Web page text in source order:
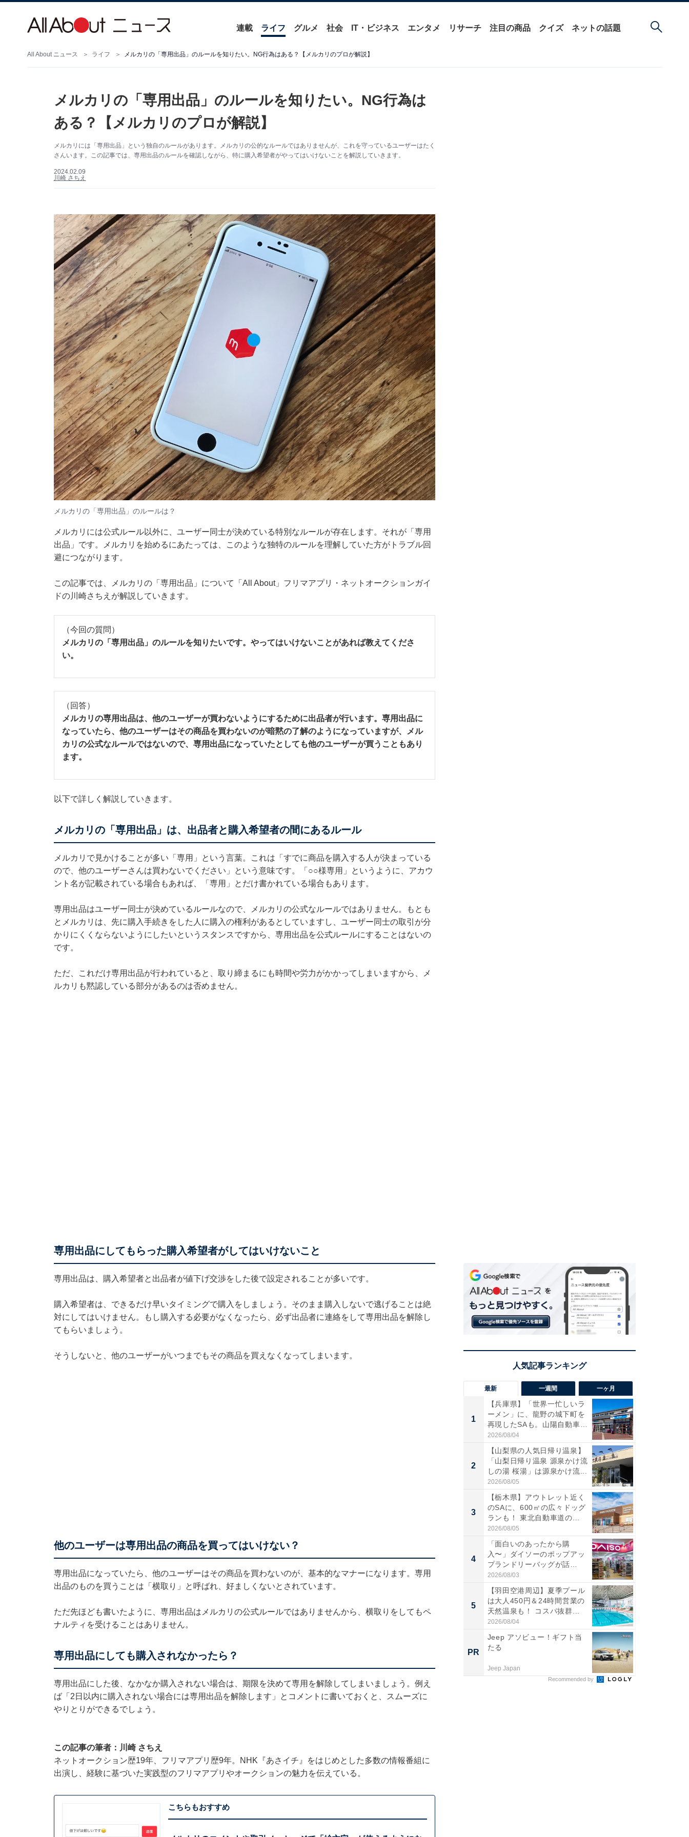
連載 ライフ グルメ 社会 IT・ビジネス エンタメ リサーチ 注目の商品 クイズ ネットの話題
All About ニュース ライフ メルカリの「専用出品」のルールを知りたい。NG行為はある？【メルカリのプロが解説】
メルカリの「専用出品」のルールを知りたい。NG行為は
ある？【メルカリのプロが解説】
メルカリには「専用出品」という独自のルールがあります。メルカリの公的なルールではありませんが、これを守っているユーザーはたく
さんいます。この記事では、専用出品のルールを確認しながら、特に購入希望者がやってはいけないことを解説していきます。
2024.02.09
川崎 さちえ
メルカリの「専用出品」のルールは？
メルカリには公式ルール以外に、ユーザー同士が決めている特別なルールが存在します。それが「専用
出品」です。メルカリを始めるにあたっては、このような独特のルールを理解していた方がトラブル回
避につながります。
この記事では、メルカリの「専用出品」について「All About」フリマアプリ・ネットオークションガイ
ドの川崎さちえが解説していきます。
（今回の質問）
メルカリの「専用出品」のルールを知りたいです。やってはいけないことがあれば教えてくださ
い。
（回答）
メルカリの専用出品は、他のユーザーが買わないようにするために出品者が行います。専用出品に
なっていたら、他のユーザーはその商品を買わないのが暗黙の了解のようになっていますが、メル
カリの公式なルールではないので、専用出品になっていたとしても他のユーザーが買うこともあり
ます。
以下で詳しく解説していきます。
メルカリの「専用出品」は、出品者と購入希望者の間にあるルール
メルカリで見かけることが多い「専用」という言葉。これは「すでに商品を購入する人が決まっている
ので、他のユーザーさんは買わないでください」という意味です。「○○様専用」というように、アカウ
ント名が記載されている場合もあれば、「専用」とだけ書かれている場合もあります。
専用出品はユーザー同士が決めているルールなので、メルカリの公式なルールではありません。もとも
とメルカリは、先に購入手続きをした人に購入の権利があるとしていますし、ユーザー同士の取引が分
かりにくくならないようにしたいというスタンスですから、専用出品を公式ルールにすることはないの
です。
ただ、これだけ専用出品が行われていると、取り締まるにも時間や労力がかかってしまいますから、メ
ルカリも黙認している部分があるのは否めません。
専用出品にしてもらった購入希望者がしてはいけないこと
専用出品は、購入希望者と出品者が値下げ交渉をした後で設定されることが多いです。
購入希望者は、できるだけ早いタイミングで購入をしましょう。そのまま購入しないで逃げることは絶
対にしてはいけません。もし購入する必要がなくなったら、必ず出品者に連絡をして専用出品を解除し
てもらいましょう。
そうしないと、他のユーザーがいつまでもその商品を買えなくなってしまいます。
他のユーザーは専用出品の商品を買ってはいけない？
専用出品になっていたら、他のユーザーはその商品を買わないのが、基本的なマナーになります。専用
出品のものを買うことは「横取り」と呼ばれ、好ましくないとされています。
ただ先ほども書いたように、専用出品はメルカリの公式ルールではありませんから、横取りをしてもペ
ナルティを受けることはありません。
専用出品にしても購入されなかったら？
専用出品にした後、なかなか購入されない場合は、期限を決めて専用を解除してしまいましょう。例え
ば「2日以内に購入されない場合には専用出品を解除します」とコメントに書いておくと、スムーズに
やりとりができるでしょう。
この記事の筆者：川崎 さちえ
ネットオークション歴19年、フリマアプリ歴9年。NHK『あさイチ』をはじめとした多数の情報番組に
出演し、経験に基づいた実践型のフリマアプリやオークションの魅力を伝えている。
こちらもおすすめ
最新 一週間 一ヶ月
1
【兵庫県】「世界一忙しいラ
ーメン」に、龍野の城下町を
再現したSAも。山陽自動車
道...
2026/08/04
2
【山梨県の人気日帰り温泉】
「山梨日帰り温泉 源泉かけ流
しの湯 桜湯」は源泉かけ流...
2026/08/05
3
【栃木県】アウトレット近く
のSAに、600㎡の広々ドッグ
ランも！ 東北自動車道の...
2026/08/05
4
「面白いのあったから購
入〜」ダイソーのポップアッ
プランドリーバッグが話
題。“さま...
2026/08/03
5
【羽田空港周辺】夏季プール
は大人450円＆24時間営業の
天然温泉も！ コスパ抜群...
2026/08/04
PR
Jeep アソビュー！ギフト当
たる
Jeep Japan
Recommended by